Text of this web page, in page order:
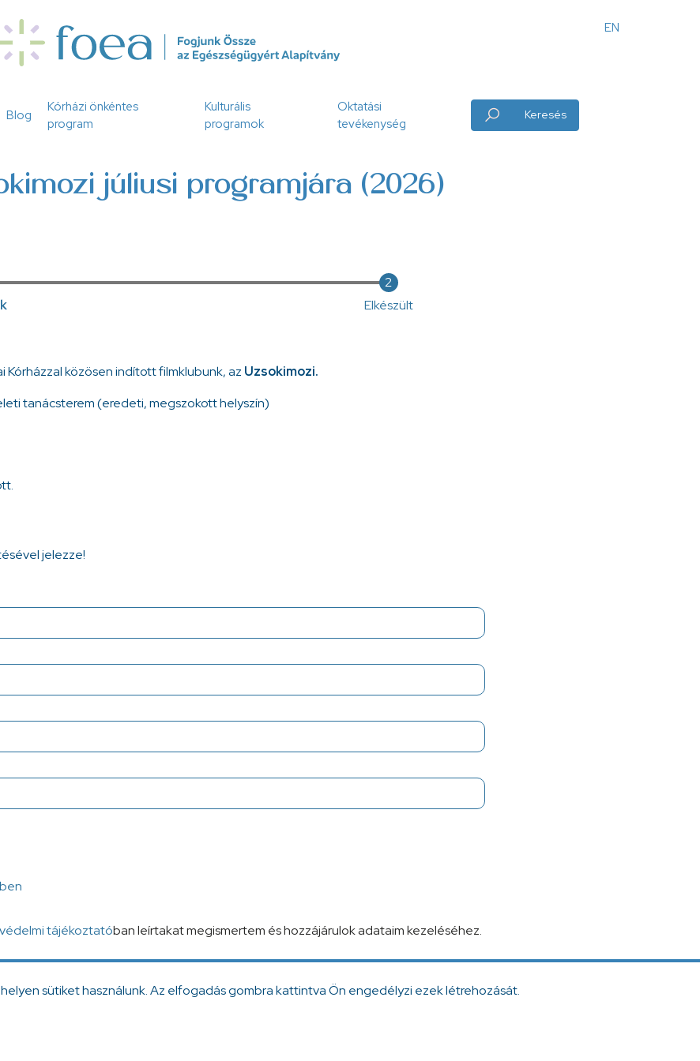
sütiket használunk. Az elfogadás gombra kattintva Ön engedélyzi ezek létrehozását.
Angol
EN
Blog
Kórházi önkéntes
program
Kulturális
programok
Oktatási
tevékenység
Keresés
júliusi programjára (2026)
Elkészült
közösen indított filmklubunk, az Uzsokimozi.
tanácsterem (eredeti, megszokott helyszín)
jelezze!
tájékoztatóban leírtakat megismertem és hozzájárulok adataim kezeléséhez.